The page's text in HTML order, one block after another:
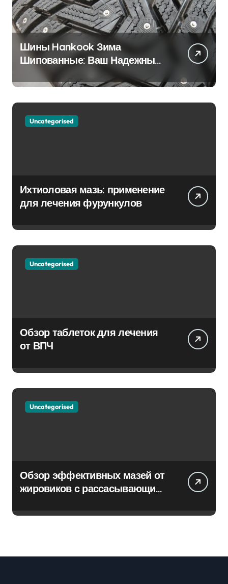
Шины Hankook Зима
Шипованные: Ваш Надежный
Партнёр на Снежных Дорогах
Uncategorised
Ихтиоловая мазь: применение
для лечения фурункулов
Uncategorised
Обзор таблеток для лечения
от ВПЧ
Uncategorised
Обзор эффективных мазей от
жировиков с рассасывающим